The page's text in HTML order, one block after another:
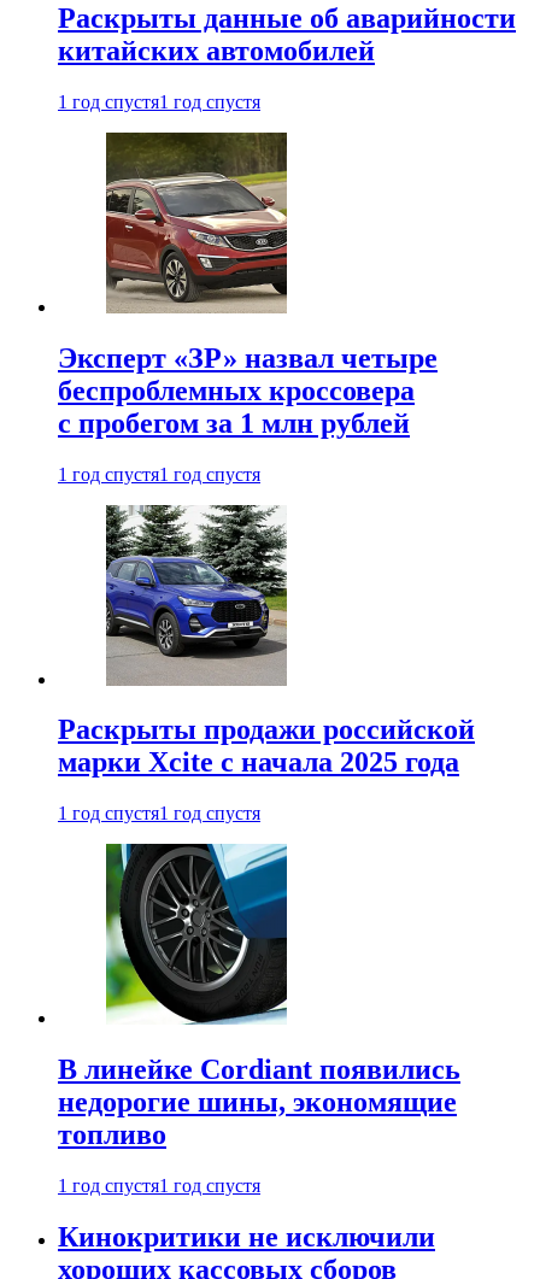
Раскрыты данные об аварийности
китайских автомобилей
1 год спустя1 год спустя
Эксперт «ЗР» назвал четыре
беспроблемных кроссовера
с пробегом за 1 млн рублей
1 год спустя1 год спустя
Раскрыты продажи российской
марки Xcite с начала 2025 года
1 год спустя1 год спустя
В линейке Cordiant появились
недорогие шины, экономящие
топливо
1 год спустя1 год спустя
Кинокритики не исключили
хороших кассовых сборов